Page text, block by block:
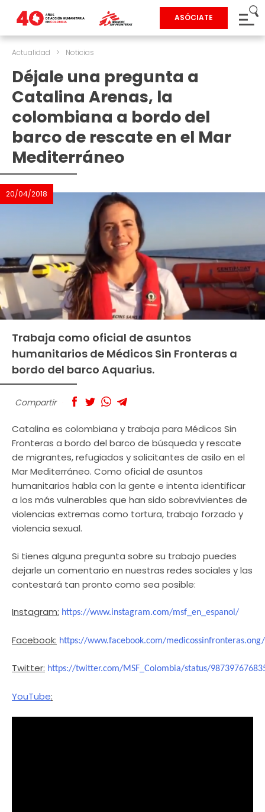
ASÓCIATE
Actualidad > Noticias
Déjale una pregunta a
Catalina Arenas, la
colombiana a bordo del
barco de rescate en el Mar
Mediterráneo
20/04/2018
Trabaja como oficial de asuntos
humanitarios de Médicos Sin Fronteras a
bordo del barco Aquarius.
Compartir
Catalina es colombiana y trabaja para Médicos Sin
Fronteras a bordo del barco de búsqueda y rescate
de migrantes, refugiados y solicitantes de asilo en el
Mar Mediterráneo. Como oficial de asuntos
humanitarios habla con la gente e intenta identificar
a los más vulnerables que han sido sobrevivientes de
violencias extremas como tortura, trabajo forzado y
violencia sexual.
Si tienes alguna pregunta sobre su trabajo puedes
dejarle un comentario en nuestras redes sociales y las
contestará tan pronto como sea posible:
Instagram: https://www.instagram.com/msf_en_espanol/
Facebook: https://www.facebook.com/
Twitter: https://twitter.com/MSF_Colombia/status/
YouTube: